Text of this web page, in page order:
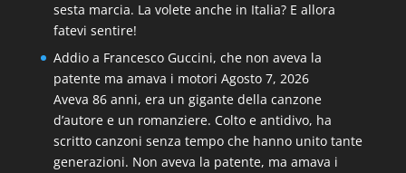
sesta marcia. La volete anche in Italia? E allora
fatevi sentire!
Addio a Francesco Guccini, che non aveva la
patente ma amava i motori Agosto 7, 2026
Aveva 86 anni, era un gigante della canzone
d’autore e un romanziere. Colto e antidivo, ha
scritto canzoni senza tempo che hanno unito tante
generazioni. Non aveva la patente, ma amava i